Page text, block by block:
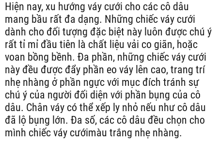
Hiện nay, xu hướng váy cưới cho các cô dâu
mang bầu rất đa dạng. Những chiếc váy cưới
dành cho đối tượng đặc biệt này luôn được chú ý
rất tỉ mỉ đầu tiên là chất liệu vải co giãn, hoặc
voan bồng bềnh. Đa phần, những chiếc váy cưới
này đều được đẩy phần eo váy lên cao, trang trí
nhẹ nhàng ở phần ngực với mục đích tránh sự
chú ý của người đối diện với phần bụng của cô
dâu. Chân váy có thể xếp ly nhỏ nếu như cô dâu
đã lộ bụng lớn. Đa số, các cô dâu đều chọn cho
mình chiếc váy cướimàu trắng nhẹ nhàng.